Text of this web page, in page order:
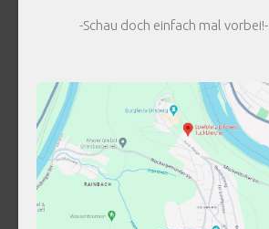
-Schau doch einfach mal vorbei!-